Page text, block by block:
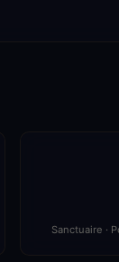
Sanctuaire ·